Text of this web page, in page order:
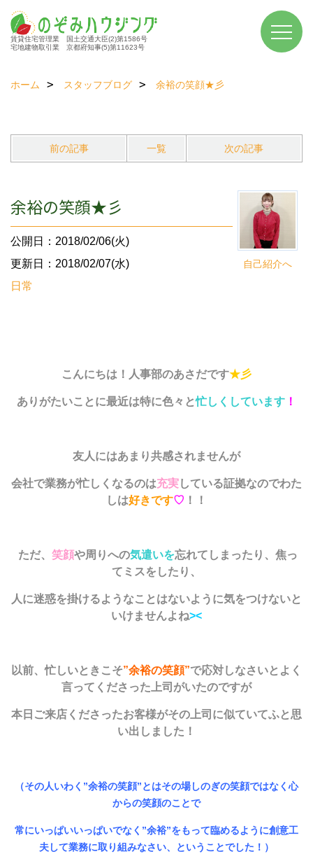
賃貸住宅管理業 国土交通大臣(2)第1586号
宅地建物取引業 京都府知事(5)第11623号
ホーム スタッフブログ 余裕の笑顔★彡
前の記事 一覧 次の記事
自己紹介へ
余裕の笑顔★彡
公開日：2018/02/06(火)
更新日：2018/02/07(水)
日常
こんにちは！人事部のあさだです★彡
ありがたいことに最近は特に色々と忙しくしています ！
友人にはあまり共感されませんが
会社で業務が忙しくなるのは充実 している証拠なのでわた
しは好きです♡ ！！
ただ、 笑顔や周りへの気遣いを忘れてしまったり、焦っ
てミスをしたり、
人に迷惑を掛けるようなことはないように気をつけないと
いけませんよね><
以前、忙しいときこそ”余裕の笑顔”で応対しなさいとよく
言ってくださった上司がいたのですが
本日ご来店くださったお客様がその上司に似ていてふと思
い出しました！
（その人いわく”余裕の笑顔”とはその場しのぎの笑顔ではなく心
からの笑顔のことで
常にいっぱいいっぱいでなく”余裕”をもって臨めるように創意工
夫して業務に取り組みなさい、ということでした！）